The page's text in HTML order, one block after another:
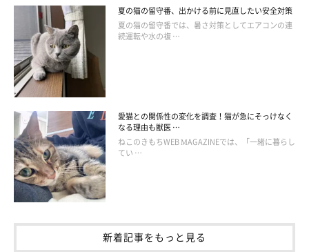
夏の猫の留守番、出かける前に見直したい安全対策
夏の猫の留守番では、暑さ対策としてエアコンの連
続運転や水の複 …
愛猫との関係性の変化を調査！猫が急にそっけなく
なる理由も獣医 …
ねこのきもちWEB MAGAZINEでは、「一緒に暮らし
てい …
新着記事をもっと見る